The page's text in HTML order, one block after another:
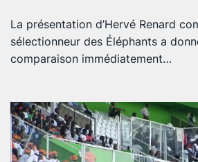
La présentation d’Hervé Renard
sélectionneur des Éléphants a
comparaison immédiatement…